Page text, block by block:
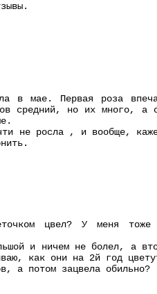
в мае. Первая роза
средний, но их много,
не росла , и вообще,
цвел? У меня тоже
и ничем не болел, а
как они на 2й год
а потом зацвела обильно?